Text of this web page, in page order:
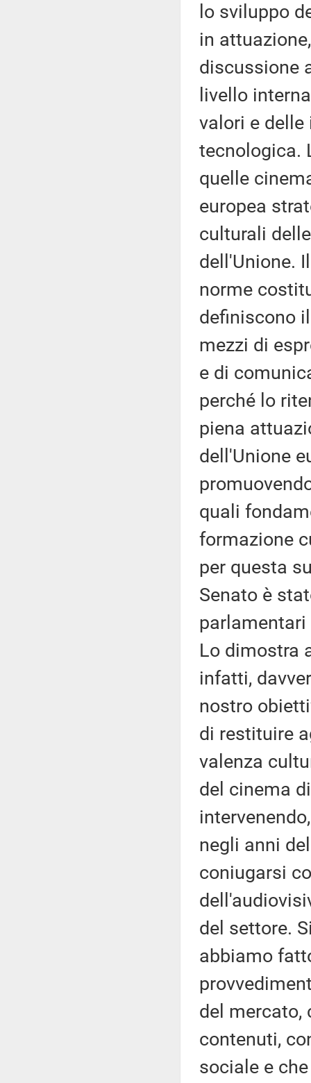
lo sviluppo
in
discussione
livello
valori e
tecnologica.
quelle
europea
culturali
dell'Unione.
norme
definiscono
mezzi di
e di
perché lo
piena
dell'Unione
quali
formazione
per questa
Senato è
Lo dimostra
infatti,
nostro
di restituire
valenza
del cinema
negli anni
coniugarsi
del settore.
abbiamo
del mercato,
contenuti,
sociale e